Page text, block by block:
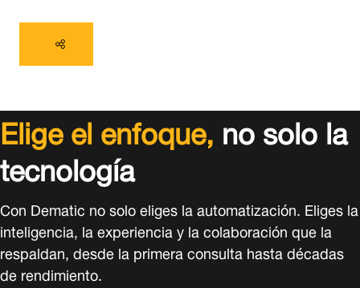
Elige el enfoque,no solo la
tecnología
Con Dematic no solo eliges la automatización. Eliges la
inteligencia, la experiencia y la colaboración que la
respaldan, desde la primera consulta hasta décadas
de rendimiento.